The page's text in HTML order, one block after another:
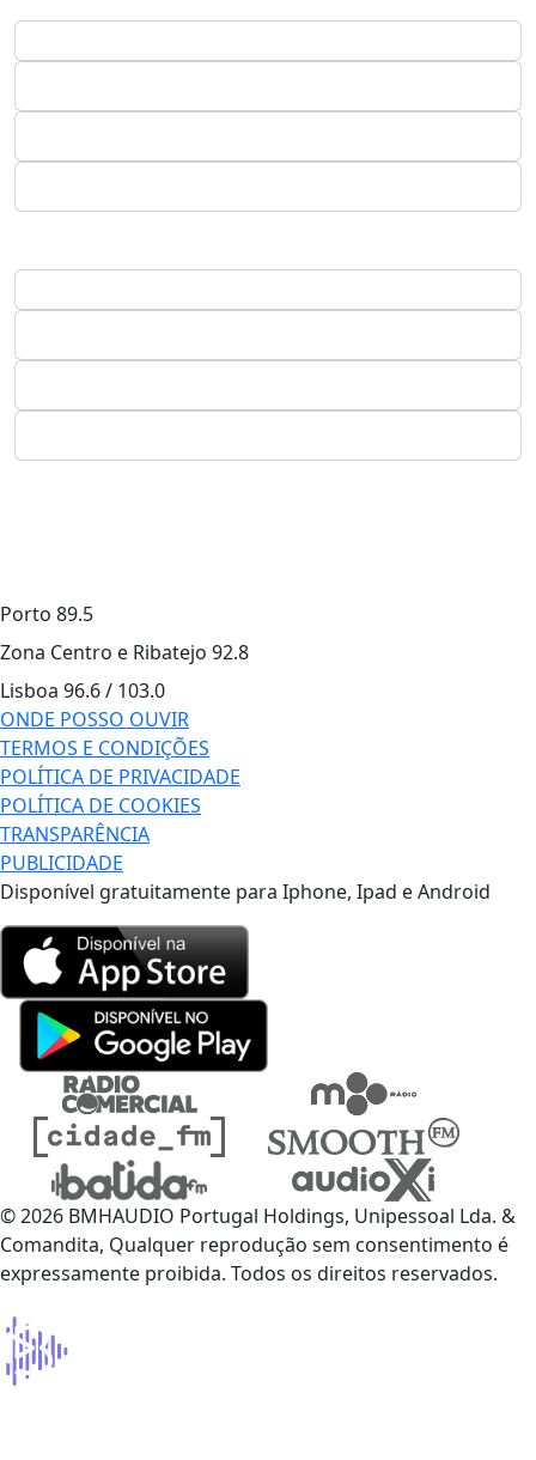
Porto 89.5
Zona Centro e Ribatejo 92.8
Lisboa 96.6 / 103.0
ONDE POSSO OUVIR
TERMOS E CONDIÇÕES
POLÍTICA DE PRIVACIDADE
POLÍTICA DE COOKIES
TRANSPARÊNCIA
PUBLICIDADE
Disponível gratuitamente para Iphone, Ipad e Android
© 2026 BMHAUDIO Portugal Holdings, Unipessoal Lda. &
Comandita, Qualquer reprodução sem consentimento é
expressamente proibida. Todos os direitos reservados.